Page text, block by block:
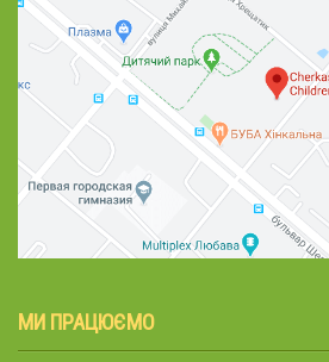
МИ ПРАЦЮЄМО